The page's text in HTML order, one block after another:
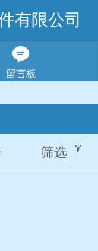
有限公司
留言板
筛选